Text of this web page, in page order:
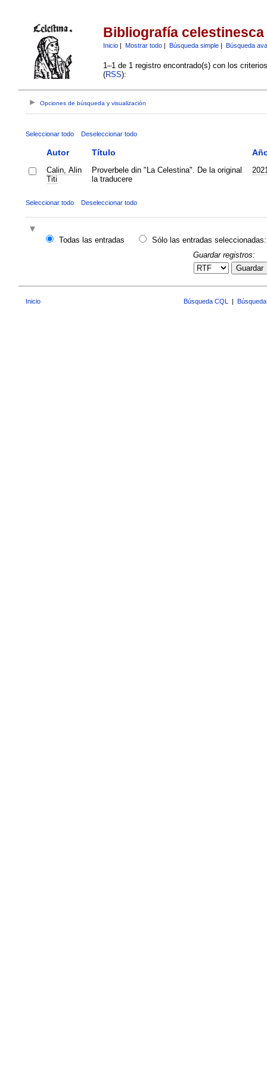
Bibliografía celestinesca
Inicio| Mostrar todo| Búsqueda simple| Búsqueda
1–1 de 1 registro encontrado(s) con los
(RSS):
Opciones de búsqueda y visualización
Seleccionar todo Deseleccionar todo
Autor Título
Calin, Alin
Titi
Proverbele din "La Celestina". De la original
la traducere
Seleccionar todo Deseleccionar todo
Todas las entradas
Sólo las entradas seleccionadas:
Guardar registros:
Guardar
Inicio Búsqueda CQL